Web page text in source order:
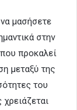
μασήσετε
στην
προκαλεί
μεταξύ της
του